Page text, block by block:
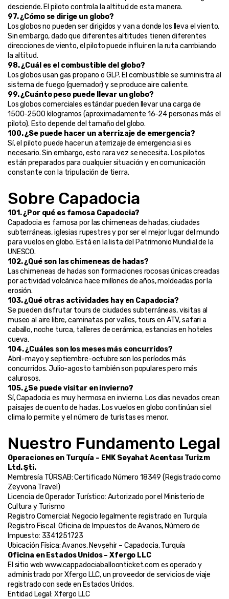
desciende. El piloto controla la altitud de esta manera.
97. ¿Cómo se dirige un globo?
Los globos no pueden ser dirigidos y van a donde los lleva el viento.
Sin embargo, dado que diferentes altitudes tienen diferentes
direcciones de viento, el piloto puede influir en la ruta cambiando
la altitud.
98. ¿Cuál es el combustible del globo?
Los globos usan gas propano o GLP. El combustible se suministra al
sistema de fuego (quemador) y se produce aire caliente.
99. ¿Cuánto peso puede llevar un globo?
Los globos comerciales estándar pueden llevar una carga de
1500-2500 kilogramos (aproximadamente 16-24 personas más el
piloto). Esto depende del tamaño del globo.
100. ¿Se puede hacer un aterrizaje de emergencia?
Sí, el piloto puede hacer un aterrizaje de emergencia si es
necesario. Sin embargo, esto rara vez se necesita. Los pilotos
están preparados para cualquier situación y en comunicación
constante con la tripulación de tierra.
Sobre Capadocia
101. ¿Por qué es famosa Capadocia?
Capadocia es famosa por las chimeneas de hadas, ciudades
subterráneas, iglesias rupestres y por ser el mejor lugar del mundo
para vuelos en globo. Está en la lista del Patrimonio Mundial de la
UNESCO.
102. ¿Qué son las chimeneas de hadas?
Las chimeneas de hadas son formaciones rocosas únicas creadas
por actividad volcánica hace millones de años, moldeadas por la
erosión.
103. ¿Qué otras actividades hay en Capadocia?
Se pueden disfrutar tours de ciudades subterráneas, visitas al
museo al aire libre, caminatas por valles, tours en ATV, safari a
caballo, noche turca, talleres de cerámica, estancias en hoteles
cueva.
104. ¿Cuáles son los meses más concurridos?
Abril-mayo y septiembre-octubre son los períodos más
concurridos. Julio-agosto también son populares pero más
calurosos.
105. ¿Se puede visitar en invierno?
Sí, Capadocia es muy hermosa en invierno. Los días nevados crean
paisajes de cuento de hadas. Los vuelos en globo continúan si el
clima lo permite y el número de turistas es menor.
Nuestro Fundamento Legal
Operaciones en Turquía – EMK Seyahat Acentası Turizm
Ltd. Şti.
Membresía TÜRSAB: Certificado Número 18349 (Registrado como
Zeyvona Travel)
Licencia de Operador Turístico: Autorizado por el Ministerio de
Cultura y Turismo
Registro Comercial: Negocio legalmente registrado en Turquía
Registro Fiscal: Oficina de Impuestos de Avanos, Número de
Impuesto: 3341251723
Ubicación Física: Avanos, Nevşehir – Capadocia, Turquía
Oficina en Estados Unidos – Xfergo LLC
El sitio web www.cappadociaballoonticket.com es operado y
administrado por Xfergo LLC, un proveedor de servicios de viaje
registrado con sede en Estados Unidos.
Entidad Legal: Xfergo LLC